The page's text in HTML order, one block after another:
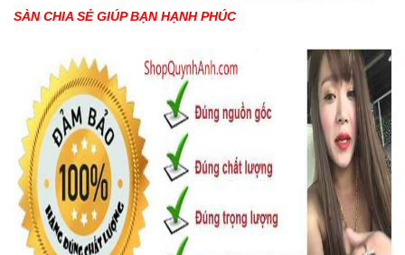
SÀN CHIA SẺ GIÚP BẠN HẠNH PHÚC